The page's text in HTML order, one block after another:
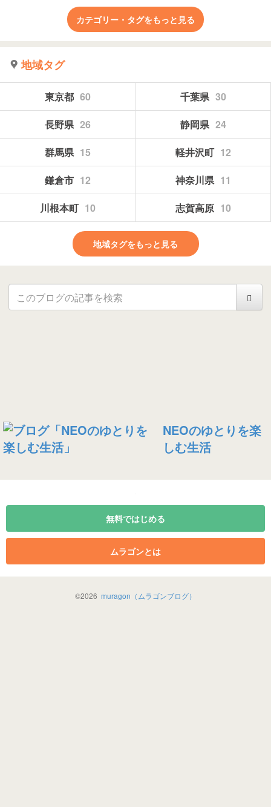
カテゴリー・タグをもっと見る
地域タグ
東京都 60 千葉県 30
長野県 26 静岡県 24
群馬県 15 軽井沢町 12
鎌倉市 12 神奈川県 11
川根本町 10 志賀高原 10
地域タグをもっと見る
NEOのゆとりを楽
しむ生活
無料ではじめる
ムラゴンとは
©2026 muragon（ムラゴンブログ）